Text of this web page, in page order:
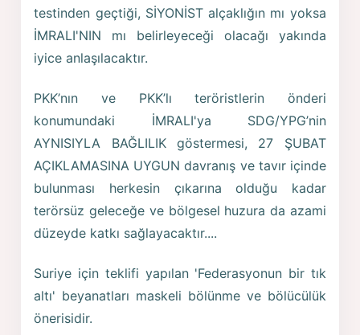
testinden geçtiği, SİYONİST alçaklığın mı yoksa
İMRALI'NIN mı belirleyeceği olacağı yakında
iyice anlaşılacaktır.
PKK’nın ve PKK’lı teröristlerin önderi
konumundaki İMRALI'ya SDG/YPG’nin
AYNISIYLA BAĞLILIK göstermesi, 27 ŞUBAT
AÇIKLAMASINA UYGUN davranış ve tavır içinde
bulunması herkesin çıkarına olduğu kadar
terörsüz geleceğe ve bölgesel huzura da azami
düzeyde katkı sağlayacaktır....
Suriye için teklifi yapılan 'Federasyonun bir tık
altı' beyanatları maskeli bölünme ve bölücülük
önerisidir.